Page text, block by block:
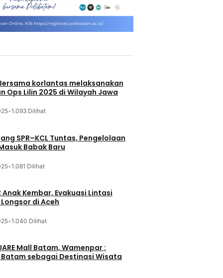
korlantas melaksanakan
Ops Lilin 2025 di Wilayah Jawa
•1.093 Dilihat
SPR–KCL Tuntas, Pengelolaan
Babak Baru
•1.081 Dilihat
Anak Kembar, Evakuasi Lintasi
di Aceh
•1.040 Dilihat
Mall Batam, Wamenpar :
Batam sebagai Destinasi Wisata